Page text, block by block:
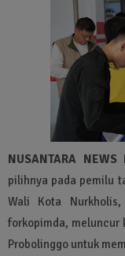
NUSANTARA
pilihnya pada pemilu
Wali Kota
forkopimda, meluncur
Probolinggo untuk